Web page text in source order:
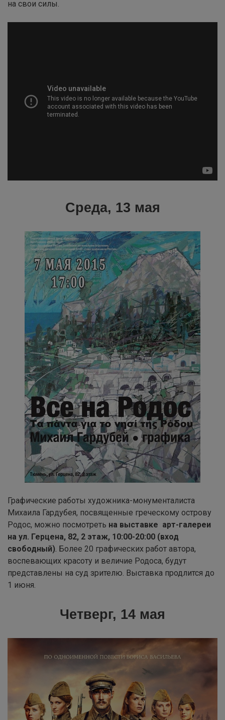
на свои силы.
Среда, 13 мая
Графические работы художника-монументалиста
Михаила Гардубея, посвященные греческому острову
Родос, можно посмотреть на выставке арт-галереи
на ул. Герцена, 82, 2 этаж, 10:00-20:00 (вход
свободный) Более 20 графических работ автора,
воспевающих красоту и величие Родоса, будут
представлены на суд зрителю. Выставка продлится до
1 июня.
Четверг, 14 мая